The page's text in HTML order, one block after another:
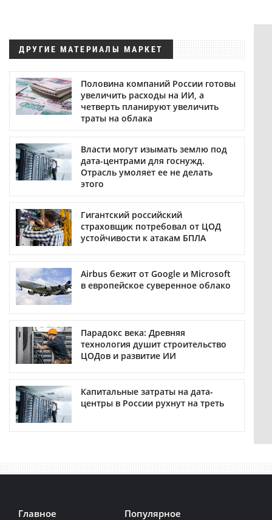
ДРУГИЕ МАТЕРИАЛЫ МАРКЕТ
Половина компаний России готовы
увеличить расходы на ИИ, а
четверть планируют увеличить
траты на облака
Власти могут изымать землю под
дата-центрами для госнужд.
Отрасль умоляет ее не делать
этого
Гигантский российский
страховщик потребовал от ЦОД
устойчивости к атакам БПЛА
Airbus бежит от Google и Microsoft
в европейское суверенное облако
Парадокс века: Древняя
технология душит строительство
ЦОДов и развитие ИИ
Капитальные затраты на дата-
центры в России рухнут на треть
Главное Популярное